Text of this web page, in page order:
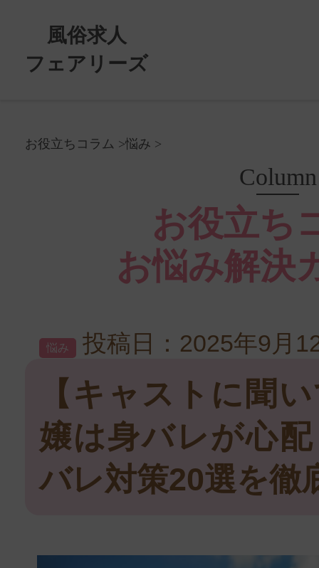
風俗求人
フェアリーズ
お役立ちコラム 悩み
Column
お役立ち
お悩み解決
悩み 投稿日：2025年9月
【キャストに聞
嬢は身バレが心
バレ対策20選を徹